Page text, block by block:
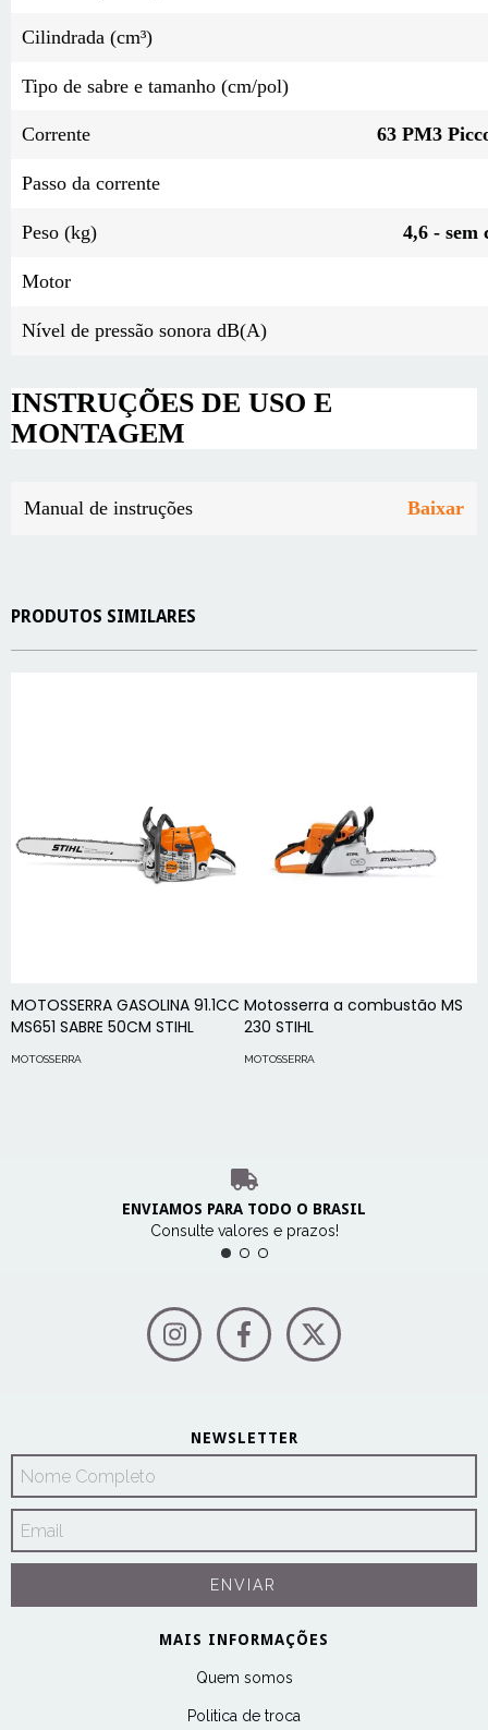
Cilindrada (cm³)
Tipo de sabre e tamanho (cm/pol)
Corrente 63 PM3
Passo da corrente
Peso (kg) 4,6 - sem
Motor
Nível de pressão sonora dB(A)
INSTRUÇÕES DE USO E
MONTAGEM
Manual de instruções Baixar
PRODUTOS SIMILARES
MOTOSSERRA GASOLINA 91.1CC
MS651 SABRE 50CM STIHL
MOTOSSERRA
Motosserra a combustão MS
230 STIHL
MOTOSSERRA
ENVIAMOS PARA TODO O BRASIL
Consulte valores e prazos!
NEWSLETTER
MAIS INFORMAÇÕES
Quem somos
Politica de troca